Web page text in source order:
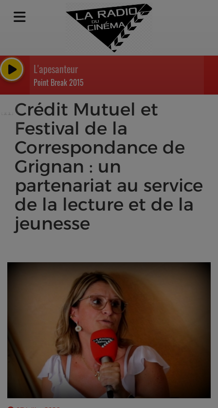
L'apesanteur
Point Break 2015
Crédit Mutuel et
Festival de la
Correspondance de
Grignan : un
partenariat au service
de la lecture et de la
jeunesse